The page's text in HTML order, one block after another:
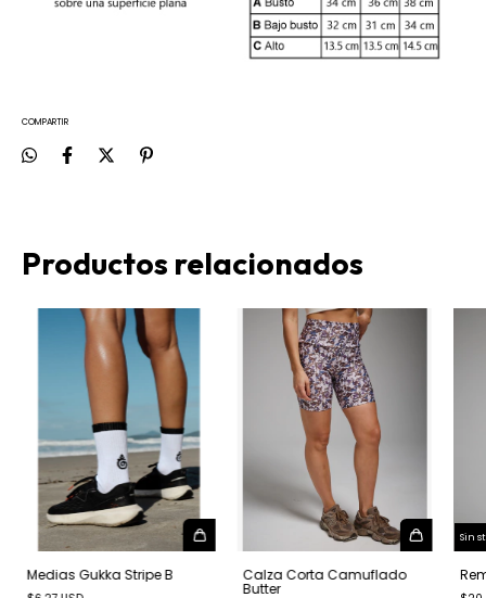
COMPARTIR
Productos relacionados
Medias Gukka Stripe B Calza Corta Camuflado
Butter
Sin